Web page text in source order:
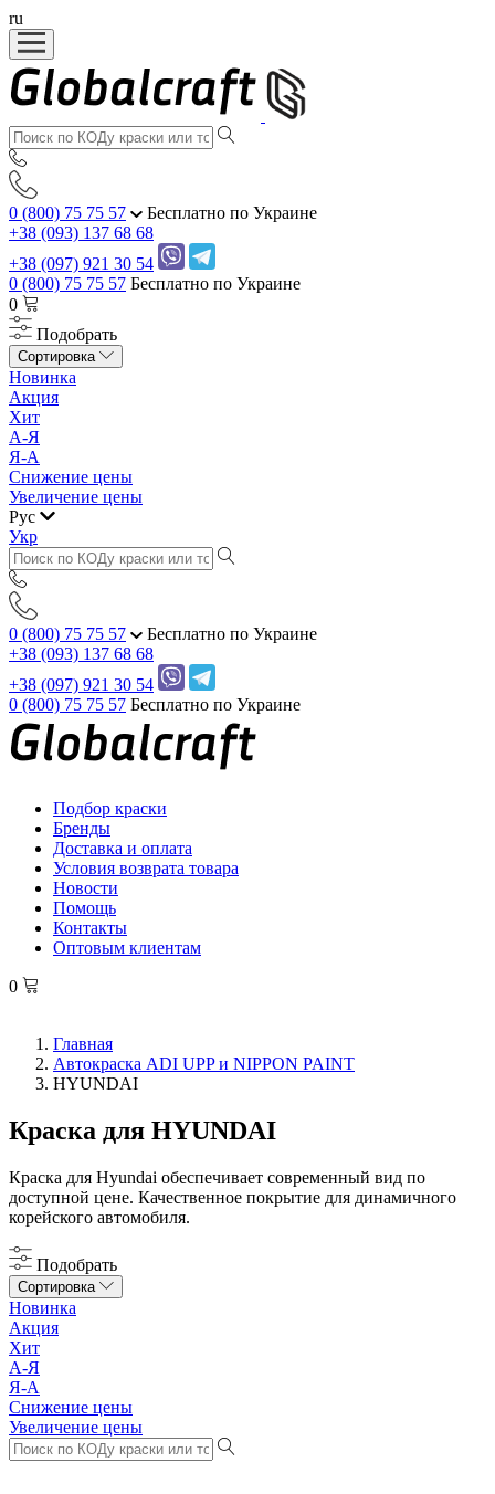
ru
0 (800) 75 75 57
Бесплатно по Украине
+38 (093) 137 68 68
+38 (097) 921 30 54
0 (800) 75 75 57 Бесплатно по Украине
0
Подобрать
Сортировка
Новинка
Акция
Хит
А-Я
Я-А
Снижение цены
Увеличение цены
Рус
Укр
0 (800) 75 75 57
Бесплатно по Украине
+38 (093) 137 68 68
+38 (097) 921 30 54
0 (800) 75 75 57 Бесплатно по Украине
Подбор краски
Бренды
Доставка и оплата
Условия возврата товара
Новости
Помощь
Контакты
Оптовым клиентам
0
Главная
Автокраска ADI UPP и NIPPON PAINT
HYUNDAI
Краска для HYUNDAI
Краска для Hyundai обеспечивает современный вид по
доступной цене. Качественное покрытие для динамичного
корейского автомобиля.
Подобрать
Сортировка
Новинка
Акция
Хит
А-Я
Я-А
Снижение цены
Увеличение цены